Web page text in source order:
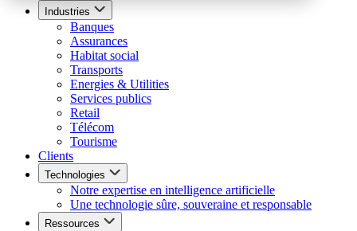
Industries
Banques
Assurances
Habitat social
Transports
Energies & Utilities
Services publics
Retail
Télécom
Tourisme
Clients
Technologies
Notre expertise en intelligence artificielle
Une technologie sûre, souveraine et responsable
Ressources